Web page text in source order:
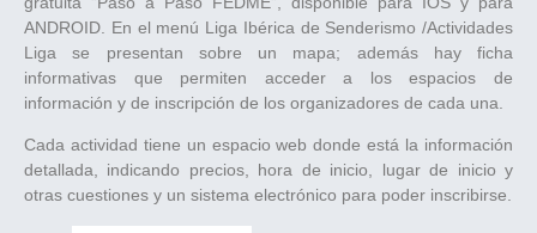
ANDROID. En el menú Liga Ibérica de Senderismo /Actividades
Liga se presentan sobre un mapa; además hay ficha
informativas que permiten acceder a los espacios de
información y de inscripción de los organizadores de cada una.
Cada actividad tiene un espacio web donde está la información
detallada, indicando precios, hora de inicio, lugar de inicio y
otras cuestiones y un sistema electrónico para poder inscribirse.